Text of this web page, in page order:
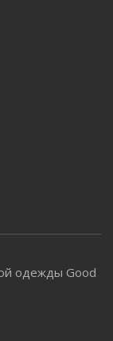
одежды Good